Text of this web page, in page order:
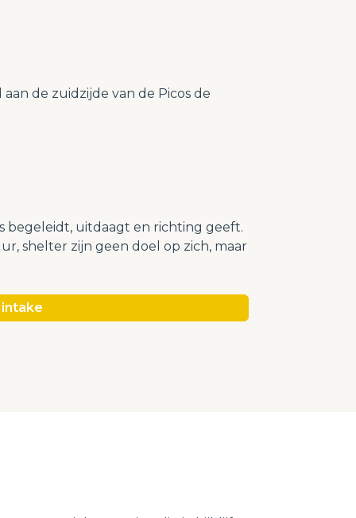
de zuidzijde van de Picos de
begeleidt, uitdaagt en richting geeft.
shelter zijn geen doel op zich, maar